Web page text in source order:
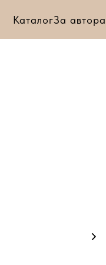
КаталогЗа автора